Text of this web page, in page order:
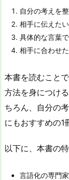
自分の考えを
相手に伝えた
具体的な言葉
相手に合わせ
本書を読むこと
方法を身につけ
ちろん、自分の
にもおすすめの1
以下に、本書の
言語化の専門